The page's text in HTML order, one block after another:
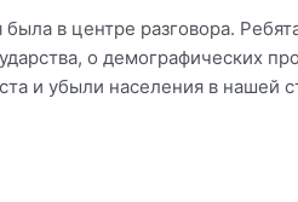
в центре разговора.
о демографических
и убыли населения в нашей